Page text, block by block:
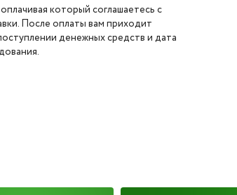
который соглашаетесь с
После оплаты вам приходит
денежных средств и дата